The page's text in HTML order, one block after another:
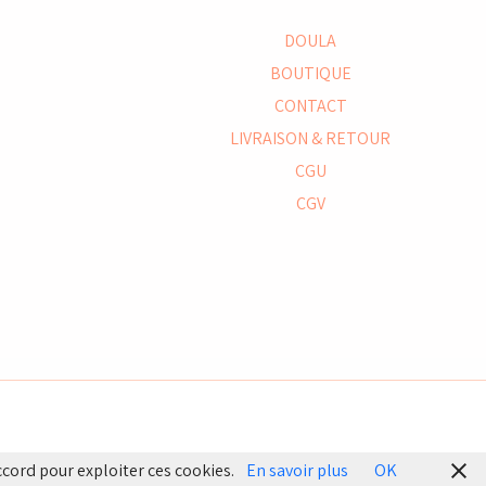
DOULA
BOUTIQUE
CONTACT
LIVRAISON & RETOUR
CGU
CGV
pour exploiter ces cookies.
En savoir plus OK